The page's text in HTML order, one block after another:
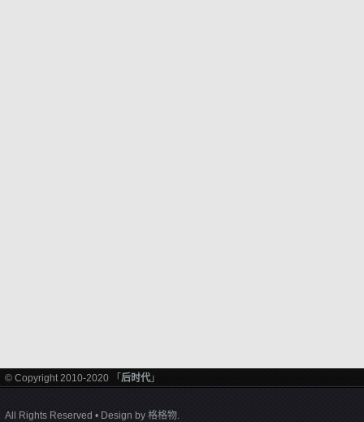
© Copyright 2010-2020 「 后时代 」
All Rights Reserved • Design by 格格物.